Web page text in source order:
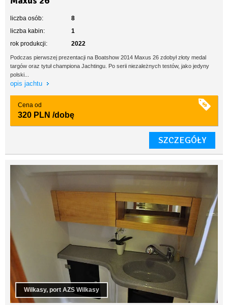
liczba osób:
8
liczba kabin:
1
rok produkcji:
2022
Podczas pierwszej prezentacji na Boatshow 2014 Maxus 26 zdobył złoty medal
targów oraz tytuł championa Jachtingu. Po serii niezależnych testów, jako jedyny
polski...
opis jachtu
Cena od
320 PLN /dobę
SZCZEGÓŁY
Wilkasy, port AZS Wilkasy